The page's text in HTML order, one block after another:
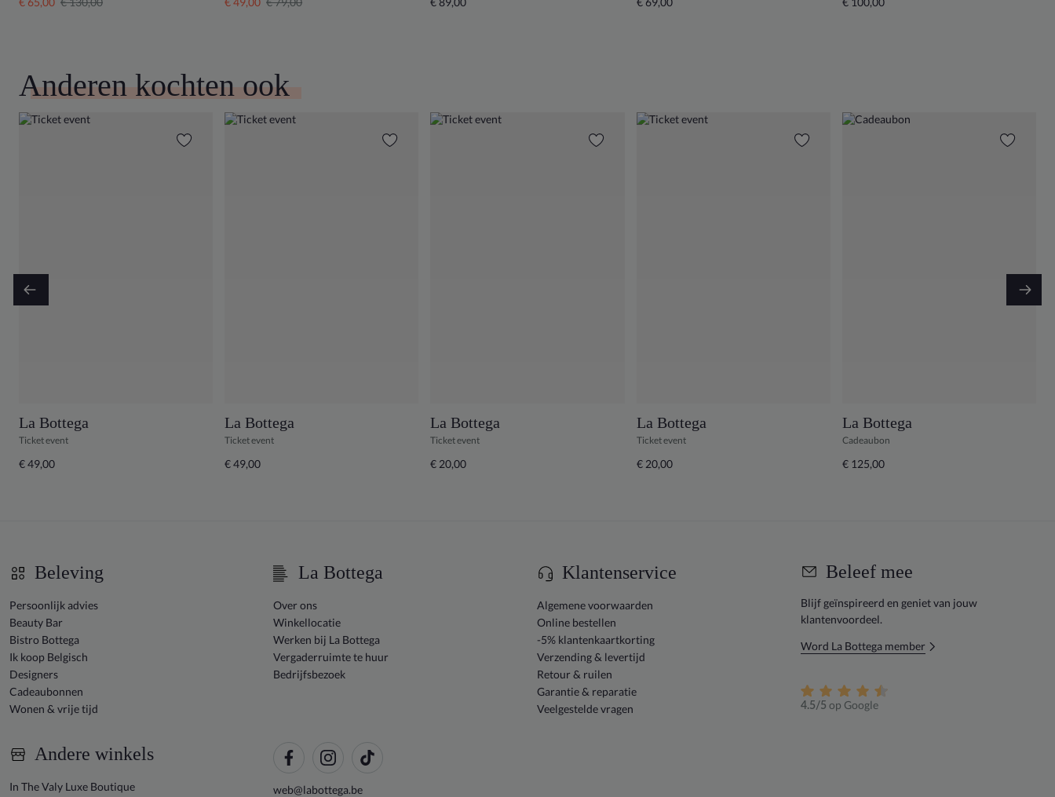
Anderen kochten ook
La Bottega
Ticket event
€ 49,00
La Bottega
Ticket event
€ 49,00
La Bottega
Ticket event
€ 20,00
La Bottega
Ticket event
€ 20,00
La Bottega
Cadeaubon
€ 125,00
Beleving
Persoonlijk advies
Beauty Bar
Bistro Bottega
Ik koop Belgisch
Designers
Cadeaubonnen
Wonen & vrije tijd
La Bottega
Over ons
Winkellocatie
Werken bij La Bottega
Vergaderruimte te huur
Bedrijfsbezoek
Klantenservice
Algemene voorwaarden
Online bestellen
-5% klantenkaartkorting
Verzending & levertijd
Retour & ruilen
Garantie & reparatie
Veelgestelde vragen
Andere winkels
In The Valy Luxe Boutique web@labottega.be
Beleef mee
Blijf geïnspireerd en geniet van jouw
klantenvoordeel.
Word La Bottega member
4.5/5 op Google